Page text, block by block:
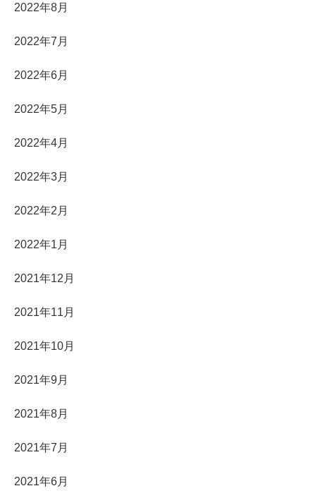
2022年8月
2022年7月
2022年6月
2022年5月
2022年4月
2022年3月
2022年2月
2022年1月
2021年12月
2021年11月
2021年10月
2021年9月
2021年8月
2021年7月
2021年6月